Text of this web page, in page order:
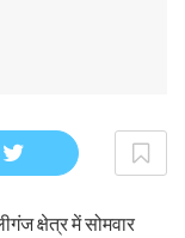
क्षेत्र में सोमवार